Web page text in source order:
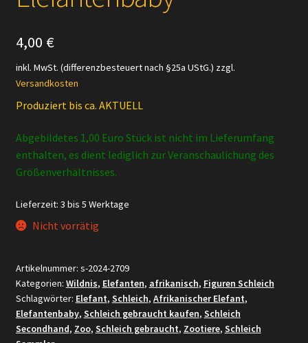
4,00 €
inkl. MwSt. (differenzbesteuert nach §25a UStG.) zzgl.
Versandkosten
Produziert bis ca. AKTUELL
Abgebildetes 1,00 Euro Stück ist nicht im Lieferumfang
enthalten, es dient lediglich zur Veranschaulichung des
Größenverhältnisses.
Lieferzeit: 3 bis 5 Werktage
Nicht vorrätig
Artikelnummer: s-2024-2709
Kategorien: Wildnis, Elefanten, afrikanisch, Figuren Schleich
Schlagwörter: Elefant, Schleich, Afrikanischer Elefant,
Elefantenbaby, Schleich gebraucht kaufen, Schleich
Secondhand, Zoo, Schleich gebraucht, Zootiere, Schleich